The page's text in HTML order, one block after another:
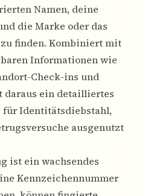
Namen, deine
die Marke oder das
finden. Kombiniert mit
Informationen wie
Check-ins und
daraus ein detailliertes
für Identitätsdiebstahl,
ausgenutzt
ist ein wachsendes
Kennzeichennummer